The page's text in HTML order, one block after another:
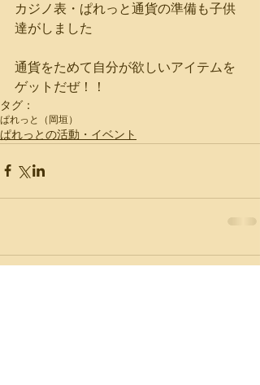
カジノ表・ぱれっと通貨の準備も子供
達がしました
通貨をためて自分が欲しいアイテムを
ゲットだぜ！！
タグ：
ぱれっと（岡垣）
ぱれっとの活動・イベント